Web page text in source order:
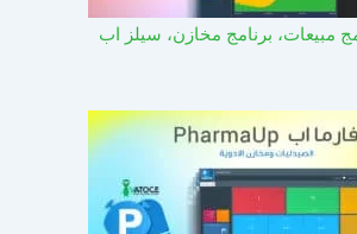
مبيعات، برنامج مخازن، سيلز اب